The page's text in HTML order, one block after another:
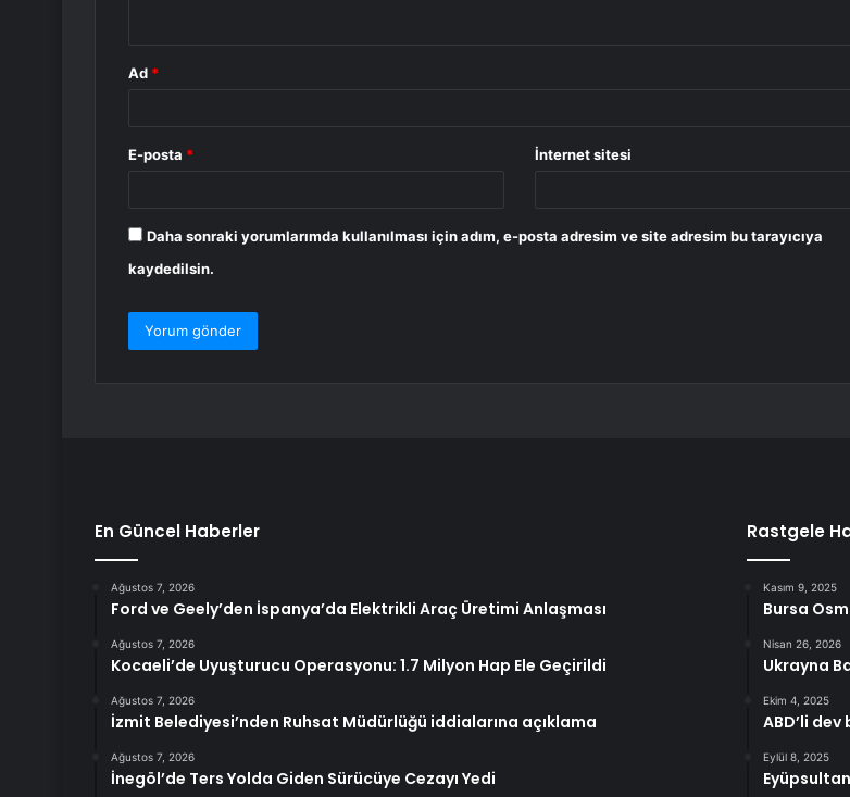
Ad *
E-posta * İnternet sitesi
Daha sonraki yorumlarımda kullanılması için adım, e-posta adresim ve site adresim bu tarayıcıya
kaydedilsin.
En Güncel Haberler
Ağustos 7, 2026
Ford ve Geely’den İspanya’da Elektrikli Araç Üretimi Anlaşması
Ağustos 7, 2026
Kocaeli’de Uyuşturucu Operasyonu: 1.7 Milyon Hap Ele Geçirildi
Ağustos 7, 2026
İzmit Belediyesi’nden Ruhsat Müdürlüğü iddialarına açıklama
Ağustos 7, 2026
İnegöl’de Ters Yolda Giden Sürücüye Cezayı Yedi
Rastgele
Kasım 9, 2025
Bursa
Nisan 26, 2026
Ukrayna
Ekim 4, 2025
ABD’li
Eylül 8, 2025